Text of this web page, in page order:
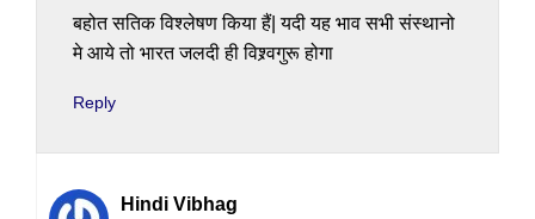
बहोत सतिक विश्लेषण किया हैं| यदी यह भाव सभी संस्थानो
मे आये तो भारत जलदी ही विश्र्वगुरू होगा
Reply
Hindi Vibhag